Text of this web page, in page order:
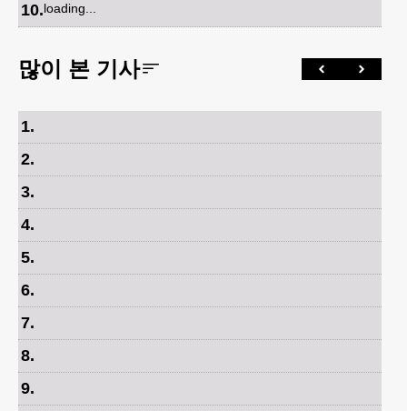
10.loading...
많이 본 기사
1.
2.
3.
4.
5.
6.
7.
8.
9.